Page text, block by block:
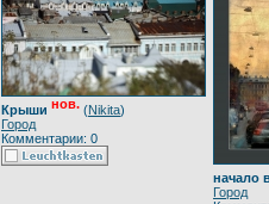
Крыши нов. (Nikita)
Город
Комментарии: 0
начало
Город